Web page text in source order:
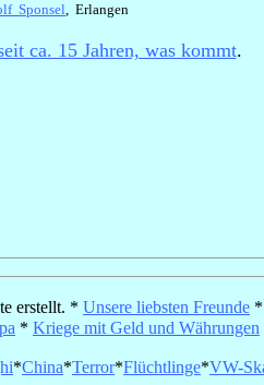
Sponsel, Erlangen
ca. 15 Jahren, was kommt.
erstellt. * Unsere liebsten Freunde *
* Kriege mit Geld und Währungen
*China*Terror*Flüchtlinge*VW-